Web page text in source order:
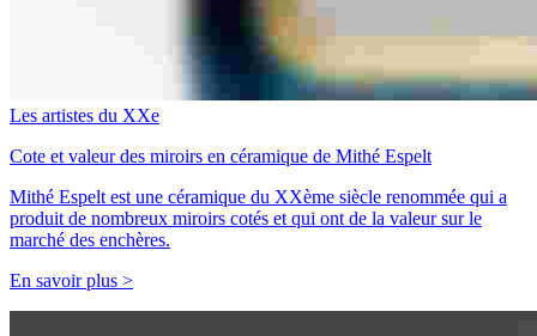
Les artistes du XXe
Cote et valeur des miroirs en céramique de Mithé Espelt
Mithé Espelt est une céramique du XXème siècle renommée qui a
produit de nombreux miroirs cotés et qui ont de la valeur sur le
marché des enchères.
En savoir plus >